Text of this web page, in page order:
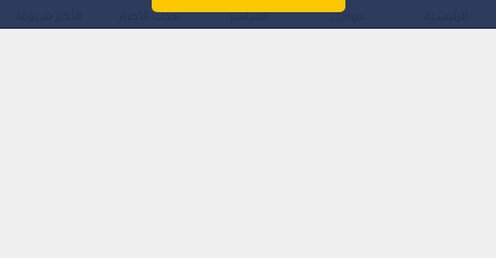
عواجل المباشر أحدث الأخبار